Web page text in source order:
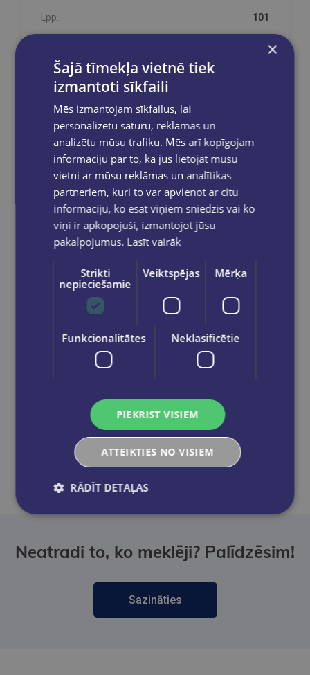
Lpp.: 101
Prece pieejama noliktavā!
Prece ir mūsu noliktavā un pieejama Jūsu
pasūtījumam.
Reģistrējies un saņem 10% atlaidi pilnas
cenas precēm.
Pasūtījumu apstrāde notiek darba dienās.
Apmaksātie pasūtījumi tiek
Bezmaksas piegāde
pakomātiem Latvijā
pasūtījumiem no €40.00.
Bezmaksas piegāde jebkurā GLOBUSS
grāmatnīcā 1-5 darba dienu laikā, kad
pasūtījums būs gatavs saņemšanai, saņemsi
e-pastu un/ vai SMS.
Dalies sociālajos tīklos:
Neatradi to, ko meklēji? Palīdzēsim!
Sazināties
×
Šajā tīmekļa vietnē tiek
izmantoti sīkfaili
Mēs izmantojam sīkfailus, lai
personalizētu saturu, reklāmas un
analizētu mūsu trafiku. Mēs arī kopīgojam
informāciju par to, kā jūs lietojat mūsu
vietni ar mūsu reklāmas un analītikas
partneriem, kuri to var apvienot ar citu
informāciju, ko esat viņiem sniedzis vai ko
viņi ir apkopojuši, izmantojot jūsu
pakalpojumus. Lasīt vairāk
Strikti
nepieciešamie
Veiktspējas Mērķa
Funkcionalitātes Neklasificētie
PIEKRIST VISIEM
ATTEIKTIES NO VISIEM
RĀDĪT DETAĻAS